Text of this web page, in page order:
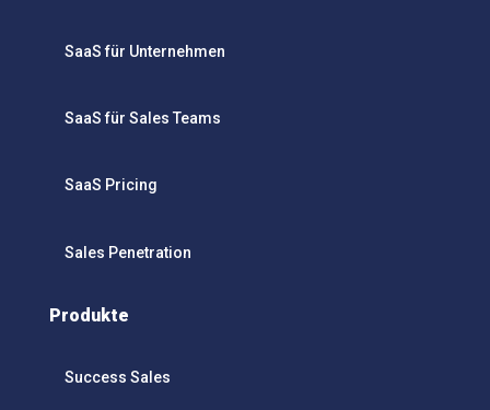
SaaS für Unternehmen
SaaS für Sales Teams
SaaS Pricing
Sales Penetration
Produkte
Success Sales